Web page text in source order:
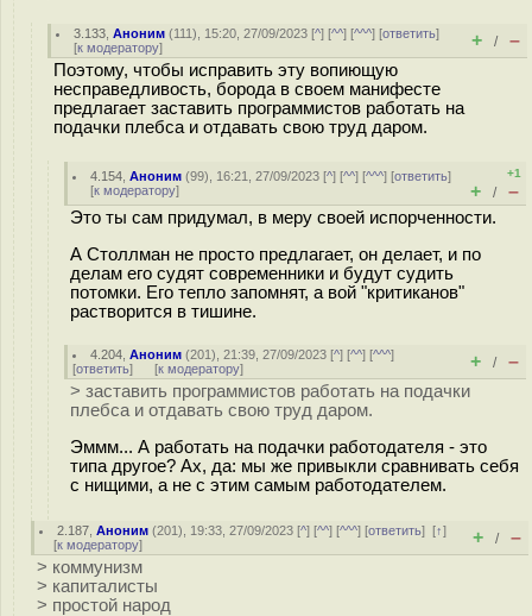
3.133 ,Аноним (111), 15:20, 27/09/2023 [^] [^^] [^^^] [ответить]
[к модератору] + / –
Поэтому, чтобы исправить эту вопиющую
несправедливость, борода в своем манифесте
предлагает заставить программистов работать на
подачки плебса и отдавать свою труд даром.
4.154 ,Аноним (99), 16:21, 27/09/2023 [^] [^^] [^^^] [ответить]
[к модератору]
+1
+ / –
Это ты сам придумал, в меру своей испорченности.
А Столлман не просто предлагает, он делает, и по
делам его судят современники и будут судить
потомки. Его тепло запомнят, а вой "критиканов"
растворится в тишине.
4.204 ,Аноним (201), 21:39, 27/09/2023 [^] [^^] [^^^]
[ответить] [к модератору] + / –
> заставить программистов работать на подачки
плебса и отдавать свою труд даром.
Эммм... А работать на подачки работодателя - это
типа другое? Ах, да: мы же привыкли сравнивать себя
с нищими, а не с этим самым работодателем.
2.187 ,Аноним (201), 19:33, 27/09/2023 [^] [^^] [^^^] [ответить][↑]
[к модератору] + / –
> коммунизм
> капиталисты
> простой народ